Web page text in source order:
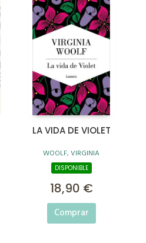
LA VIDA DE VIOLET
WOOLF, VIRGINIA
DISPONIBLE
18,90 €
Comprar